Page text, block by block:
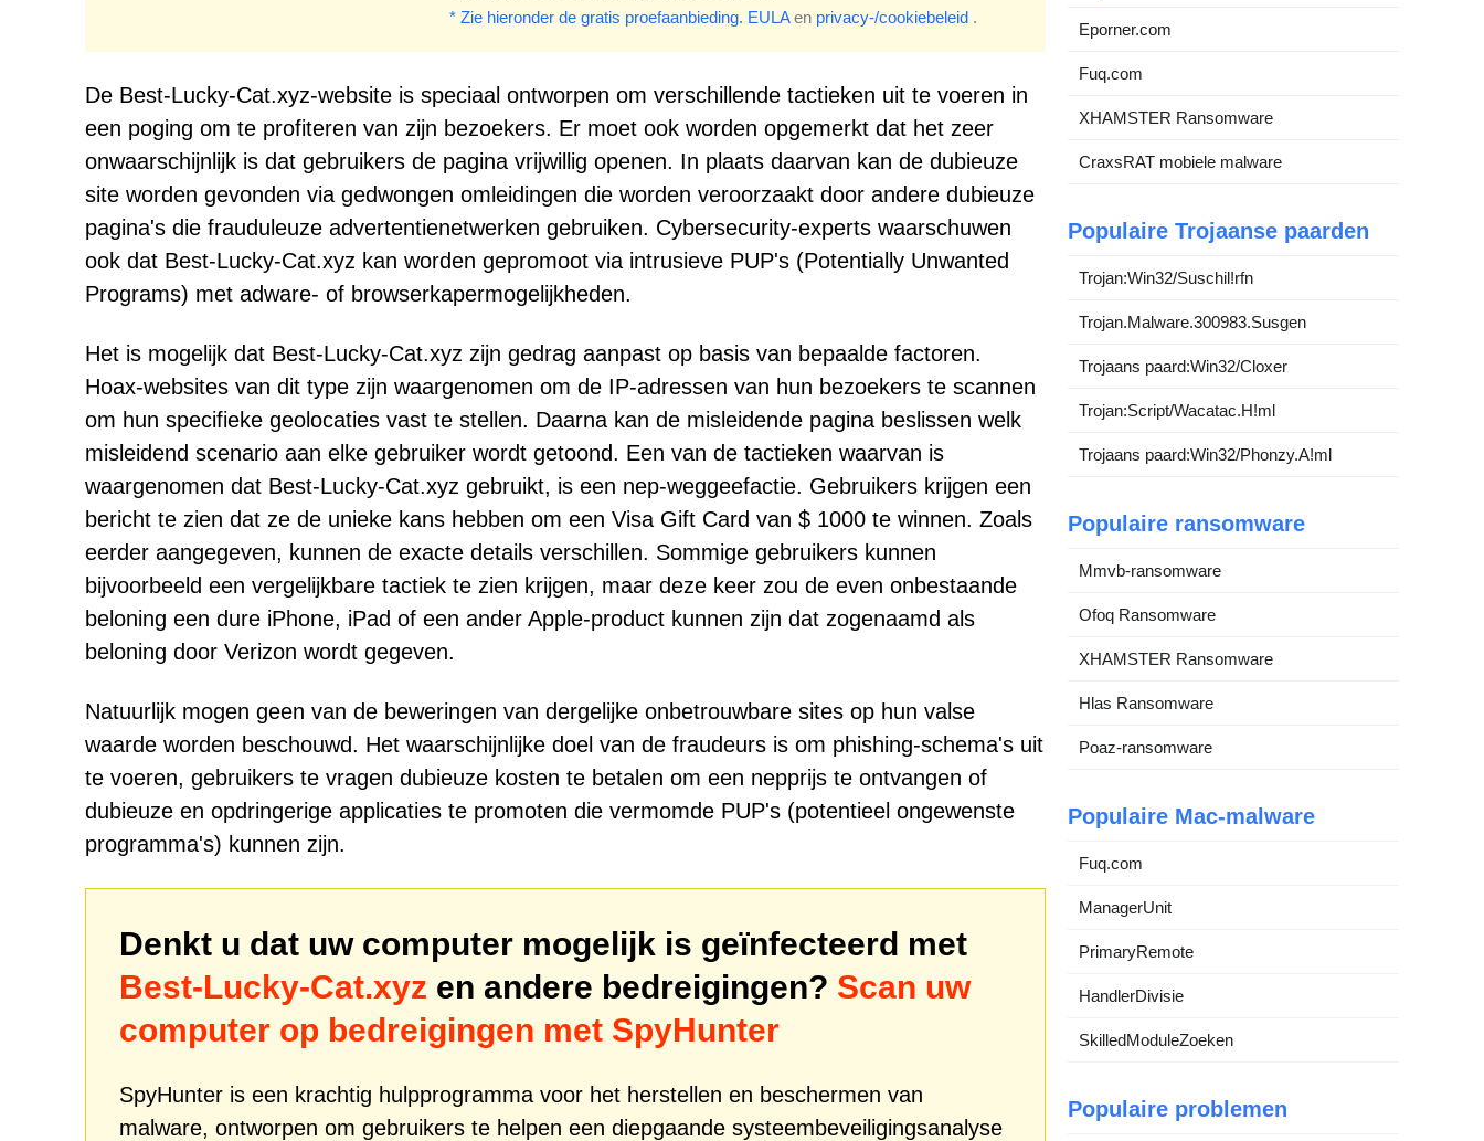
* Zie hieronder de gratis proefaanbieding. EULAen privacy-/cookiebeleid .
De Best-Lucky-Cat.xyz-website is speciaal ontworpen om verschillende tactieken uit te voeren in
een poging om te profiteren van zijn bezoekers. Er moet ook worden opgemerkt dat het zeer
onwaarschijnlijk is dat gebruikers de pagina vrijwillig openen. In plaats daarvan kan de dubieuze
site worden gevonden via gedwongen omleidingen die worden veroorzaakt door andere dubieuze
pagina's die frauduleuze advertentienetwerken gebruiken. Cybersecurity-experts waarschuwen
ook dat Best-Lucky-Cat.xyz kan worden gepromoot via intrusieve PUP's (Potentially Unwanted
Programs) met adware- of browserkapermogelijkheden.
Het is mogelijk dat Best-Lucky-Cat.xyz zijn gedrag aanpast op basis van bepaalde factoren.
Hoax-websites van dit type zijn waargenomen om de IP-adressen van hun bezoekers te scannen
om hun specifieke geolocaties vast te stellen. Daarna kan de misleidende pagina beslissen welk
misleidend scenario aan elke gebruiker wordt getoond. Een van de tactieken waarvan is
waargenomen dat Best-Lucky-Cat.xyz gebruikt, is een nep-weggeefactie. Gebruikers krijgen een
bericht te zien dat ze de unieke kans hebben om een Visa Gift Card van $ 1000 te winnen. Zoals
eerder aangegeven, kunnen de exacte details verschillen. Sommige gebruikers kunnen
bijvoorbeeld een vergelijkbare tactiek te zien krijgen, maar deze keer zou de even onbestaande
beloning een dure iPhone, iPad of een ander Apple-product kunnen zijn dat zogenaamd als
beloning door Verizon wordt gegeven.
Natuurlijk mogen geen van de beweringen van dergelijke onbetrouwbare sites op hun valse
waarde worden beschouwd. Het waarschijnlijke doel van de fraudeurs is om phishing-schema's uit
te voeren, gebruikers te vragen dubieuze kosten te betalen om een nepprijs te ontvangen of
dubieuze en opdringerige applicaties te promoten die vermomde PUP's (potentieel ongewenste
programma's) kunnen zijn.
Denkt u dat uw computer mogelijk is geïnfecteerd met
Best-Lucky-Cat.xyz en andere bedreigingen? Scan uw
computer op bedreigingen met SpyHunter
SpyHunter is een krachtig hulpprogramma voor het herstellen en beschermen van
malware, ontworpen om gebruikers te helpen een diepgaande systeembeveiligingsanalyse
Eporner.com
Fuq.com
XHAMSTER Ransomware
CraxsRAT mobiele malware
Populaire Trojaanse paarden
Trojan:Win32/Suschil!rfn
Trojan.Malware.300983.Susgen
Trojaans paard:Win32/Cloxer
Trojan:Script/Wacatac.H!ml
Trojaans paard:Win32/Phonzy.A!ml
Populaire ransomware
Mmvb-ransomware
Ofoq Ransomware
XHAMSTER Ransomware
Hlas Ransomware
Poaz-ransomware
Populaire Mac-malware
Fuq.com
ManagerUnit
PrimaryRemote
HandlerDivisie
SkilledModuleZoeken
Populaire problemen